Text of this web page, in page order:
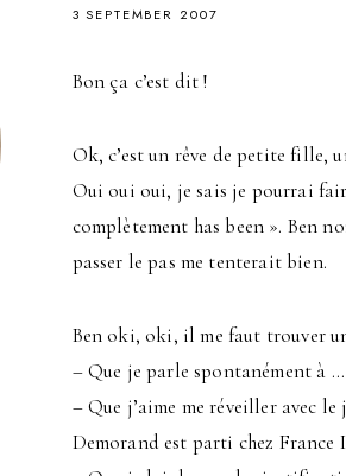
3 SEPTEMBER 2007
Bon ça c’est dit !
Ok, c’est un rêve de petite fille,
Oui oui oui, je sais je pourrai
complètement has been ». Ben
passer le pas me tenterait bien.
Ben oki, oki, il me faut trouver
– Que je parle spontanément à
– Que j’aime me réveiller avec
Demorand est parti chez France